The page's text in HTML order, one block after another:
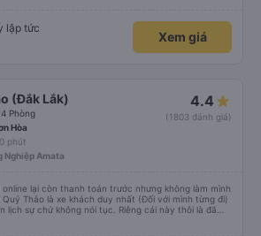
lập tức
Xem giá
(Đắk Lắk)
Phòng
4.4
(1803 đánh giá)
Hòa
phút
Nghiệp Amata
lại còn thanh toán trước nhưng không làm mình
Thảo là xe khách duy nhất (Đối với mình từng đi)
lịch sự chứ không nói tục. Riêng cái này thôi là đã
tài xế còn uống pepsi rất dễ thương chứ không có